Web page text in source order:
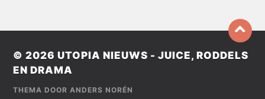
© 2026UTOPIA NIEUWS - JUICE, RODDELS
EN DRAMA
THEMA DOOR ANDERS NORÉN